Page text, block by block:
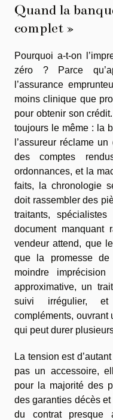
Quand la
complet »
Pourquoi a-t-on
zéro ? Parce
l’assurance
moins clinique que
pour obtenir son
toujours le même : la
l’assureur réclame
des comptes
ordonnances, et la
faits, la chronologie
doit rassembler des
traitants,
document
vendeur attend, que
que la promesse
moindre
approximative, un
suivi irrégulier, et
compléments, ouvrant
qui peut durer
La tension est
pas un accessoire,
pour la majorité des
des garanties décès
du contrat presque